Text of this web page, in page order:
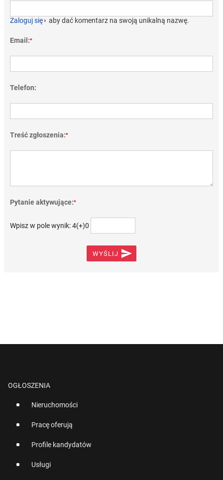
Zaloguj się› aby dać komentarz na swoją unikalną nazwę.
Email:*
Telefon:
Treść zgłoszenia:*
Pytanie aktywujące:*
Wpisz w pole wynik: 4(+)0
WYŚLIJ 
OGŁOSZENIA
Nieruchomości
Pracę oferują
Profile kandydatów
Usługi